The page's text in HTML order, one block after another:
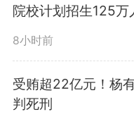
院校计划招生125万
8小时前
受贿超22亿元！杨
判死刑